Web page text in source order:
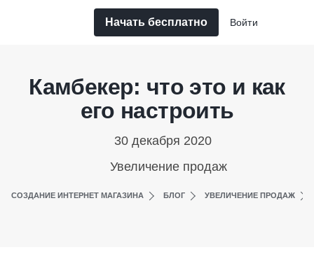
Начать бесплатно Войти
Камбекер: что это и как
его настроить
30 декабря 2020
Увеличение продаж
СОЗДАНИЕ ИНТЕРНЕТ МАГАЗИНА БЛОГ УВЕЛИЧЕНИЕ ПРОДАЖ